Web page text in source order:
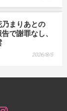
まりあとの
で謝罪なし、
2026/8/5